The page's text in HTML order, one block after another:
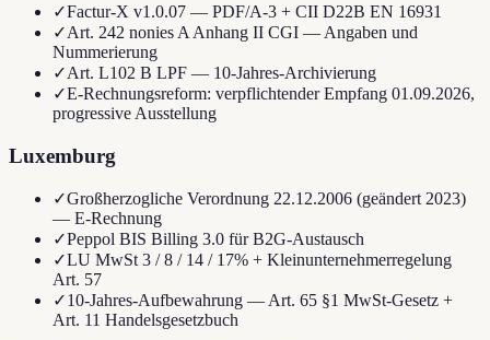
✓Factur-X v1.0.07 — PDF/A-3 + CII D22B EN 16931
✓Art. 242 nonies A Anhang II CGI — Angaben und
Nummerierung
✓Art. L102 B LPF — 10-Jahres-Archivierung
✓E-Rechnungsreform: verpflichtender Empfang 01.09.2026,
progressive Ausstellung
Luxemburg
✓Großherzogliche Verordnung 22.12.2006 (geändert 2023)
— E-Rechnung
✓Peppol BIS Billing 3.0 für B2G-Austausch
✓LU MwSt 3 / 8 / 14 / 17% + Kleinunternehmerregelung
Art. 57
✓10-Jahres-Aufbewahrung — Art. 65 §1 MwSt-Gesetz +
Art. 11 Handelsgesetzbuch